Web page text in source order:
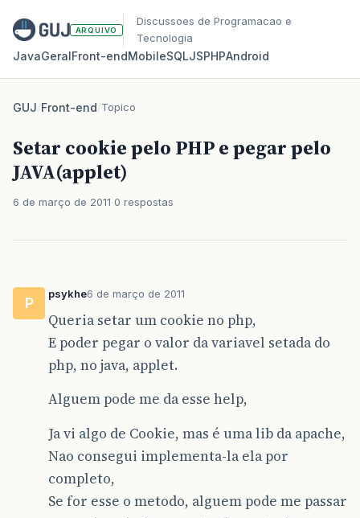
ARQUIVO
Discussoes de Programacao e
Tecnologia
JavaGeralFront‑endMobileSQLJSPHPAndroid
GUJ/Front-end/Topico
Setar cookie pelo PHP e pegar pelo
JAVA(applet)
6 de março de 2011 0 respostas
P
psykhe6 de março de 2011
Queria setar um cookie no php,
E poder pegar o valor da variavel setada do
php, no java, applet.
Alguem pode me da esse help,
Ja vi algo de Cookie, mas é uma lib da apache,
Nao consegui implementa-la ela por
completo,
Se for esse o metodo, alguem pode me passar